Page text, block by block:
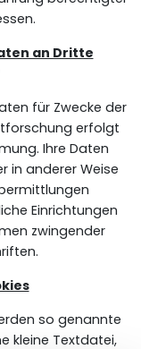
an Dritte
für Zwecke der
erfolgt
Ihre Daten
in anderer Weise
Einrichtungen
zwingender
so genannte
kleine Textdatei,